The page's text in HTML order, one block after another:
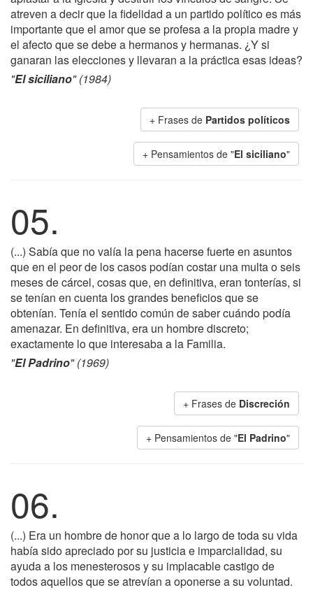
atreven a decir que la fidelidad a un partido político es más
importante que el amor que se profesa a la propia madre y
el afecto que se debe a hermanos y hermanas. ¿Y si
ganaran las elecciones y llevaran a la práctica esas ideas?
"El siciliano" (1984)
+ Frases de Partidos políticos
+ Pensamientos de "El siciliano"
05.
(...) Sabía que no valía la pena hacerse fuerte en asuntos
que en el peor de los casos podían costar una multa o seis
meses de cárcel, cosas que, en definitiva, eran tonterías, si
se tenían en cuenta los grandes beneficios que se
obtenían. Tenía el sentido común de saber cuándo podía
amenazar. En definitiva, era un hombre discreto;
exactamente lo que interesaba a la Familia.
"El Padrino" (1969)
+ Frases de Discreción
+ Pensamientos de "El Padrino"
06.
(...) Era un hombre de honor que a lo largo de toda su vida
había sido apreciado por su justicia e imparcialidad, su
ayuda a los menesterosos y su implacable castigo de
todos aquellos que se atrevían a oponerse a su voluntad.